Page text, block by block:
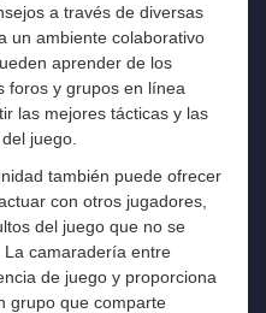
a través de diversas
un ambiente colaborativo
aprender de los
foros y grupos en línea
las mejores tácticas y las
juego.
también puede ofrecer
con otros jugadores,
del juego que no se
camaradería entre
de juego y proporciona
grupo que comparte